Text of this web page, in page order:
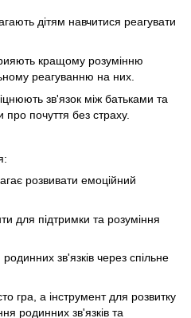
дітям навчитися реагувати
кращому розумінню
реагуванню на них.
зв'язок між батьками та
про почуття без страху.
розвивати емоційний
для підтримки та розуміння
зв'язків через спільне
гра, а інструмент для розвитку
родинних зв'язків та